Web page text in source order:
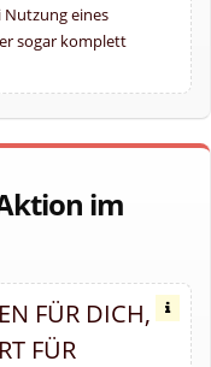
Nutzung eines
sogar komplett
im
FÜR DICH,
FÜR